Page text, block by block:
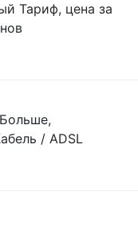
Тариф, цена за
/ ADSL